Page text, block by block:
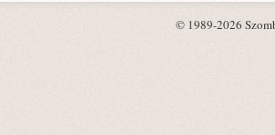
© 1989-2026